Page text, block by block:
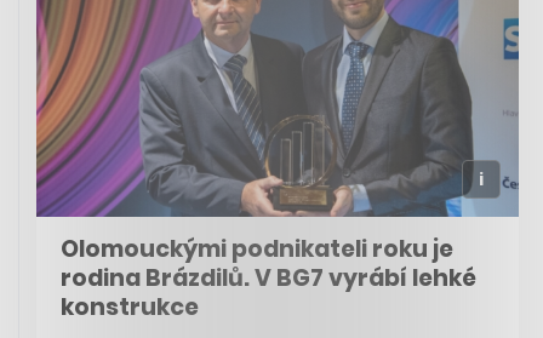
Olomouckými podnikateli roku je
rodina Brázdilů. V BG7 vyrábí lehké
konstrukce